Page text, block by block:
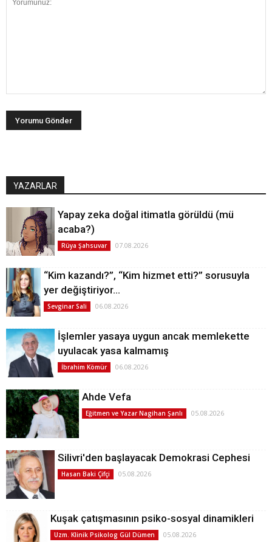
YAZARLAR
Yapay zeka doğal itimatla görüldü (mü
acaba?)
Rüya Şahsuvar 07.08.2026
“Kim kazandı?”, “Kim hizmet etti?” sorusuyla
yer değiştiriyor…
Sevginar Sali 06.08.2026
İşlemler yasaya uygun ancak memlekette
uyulacak yasa kalmamış
İbrahim Kömür 06.08.2026
Ahde Vefa
Eğitmen ve Yazar Nagihan Şanlı 05.08.2026
Silivri'den başlayacak Demokrasi Cephesi
Hasan Baki Çifçi 05.08.2026
Kuşak çatışmasının psiko-sosyal dinamikleri
Uzm. Klinik Psikolog Gül Dümen 05.08.2026